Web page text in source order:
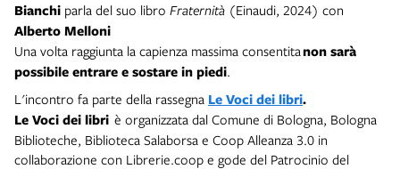
Bianchi parla del suo libro Fraternità (Einaudi, 2024) con
Alberto Melloni
Una volta raggiunta la capienza massima consentitanon sarà
possibile entrare e sostare in piedi.
L'incontro fa parte della rassegna Le Voci dei libri.
Le Voci dei libri è organizzata dal Comune di Bologna, Bologna
Biblioteche, Biblioteca Salaborsa e Coop Alleanza 3.0 in
collaborazione con Librerie.coop e gode del Patrocinio del